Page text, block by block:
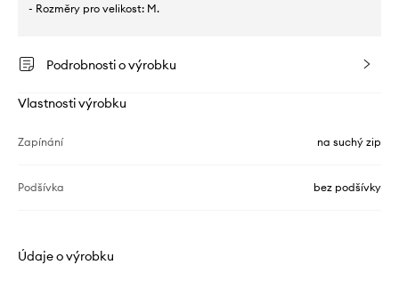
- Rozměry pro velikost: M.
Podrobnosti o výrobku
Vlastnosti výrobku
Zapínání na suchý zip
Podšívka bez podšívky
Údaje o výrobku